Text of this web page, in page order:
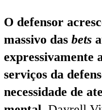
O defensor
massivo das bets
expressivamente
serviços da
necessidade de